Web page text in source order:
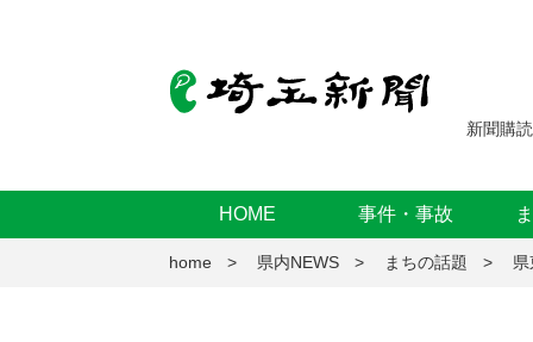
新聞購読
HOME 事件・事故
home 県内NEWS まちの話題 県